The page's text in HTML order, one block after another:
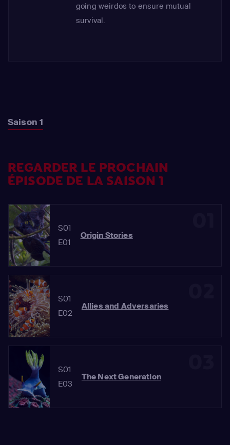
going weirdos to ensure mutual
survival.
Saison 1
REGARDER LE PROCHAIN
ÉPISODE DE LA SAISON 1
S01
E01
Origin Stories
S01
E02
Allies and Adversaries
S01
E03
The Next Generation